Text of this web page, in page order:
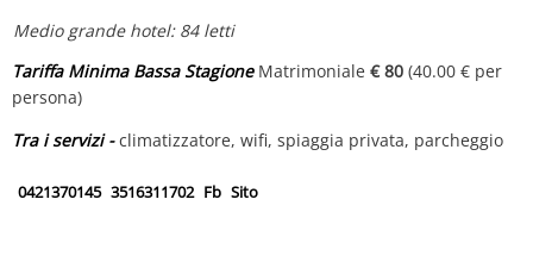
Medio grande hotel: 84 letti
Tariffa Minima Bassa StagioneMatrimoniale € 80 (40.00 € per
persona)
Tra i servizi -climatizzatore, wifi, spiaggia privata, parcheggio
0421370145 3516311702 Fb Sito